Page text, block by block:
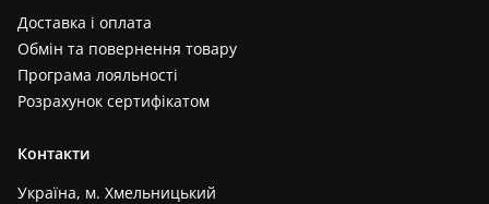
Доставка і оплата
Обмін та повернення товару
Програма лояльності
Розрахунок сертифікатом
Контакти
Україна, м. Хмельницький